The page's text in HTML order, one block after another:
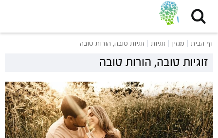
דף הבית מגזין זוגיות זוגיות טובה, הורות טובה
זוגיות טובה, הורות טובה